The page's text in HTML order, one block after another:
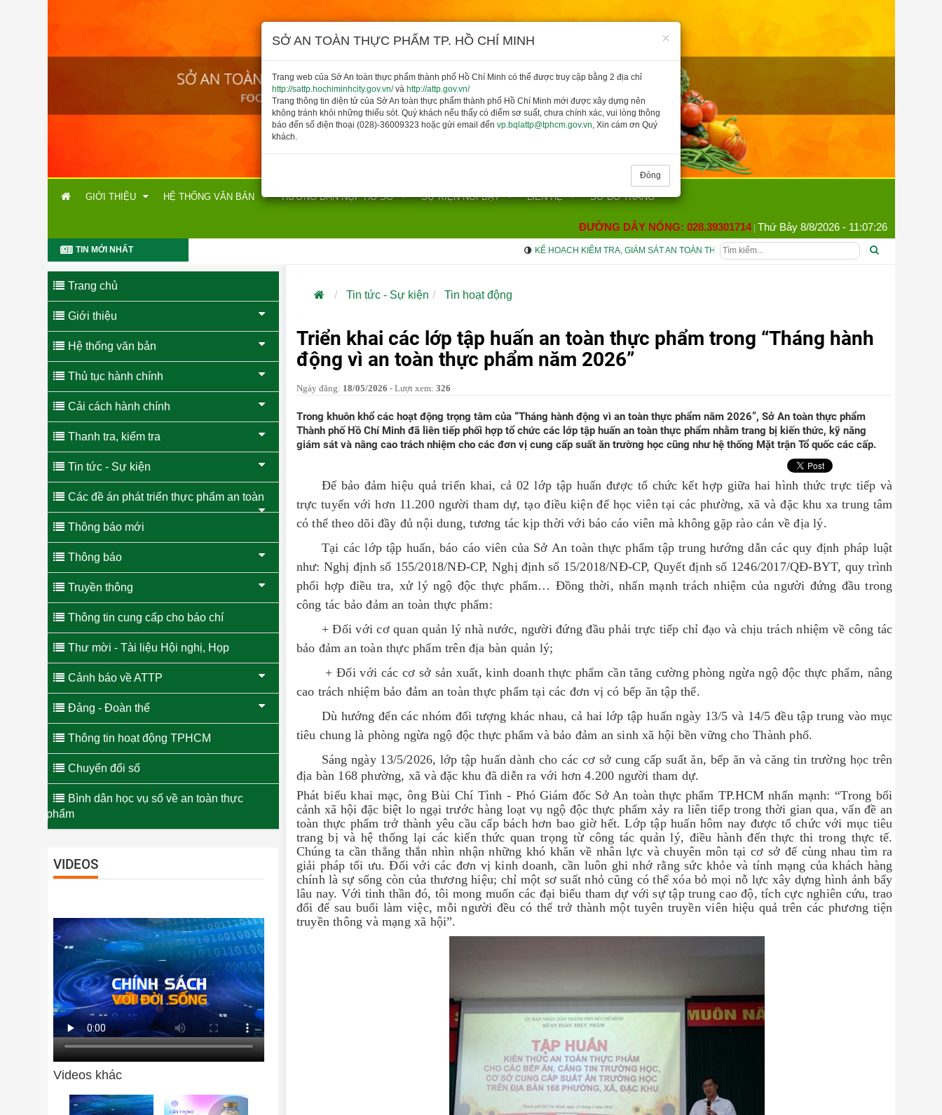
×
SỞ AN TOÀN THỰC PHẨM TP. HỒ CHÍ MINH
Trang web của Sở An toàn thực phẩm thành phố Hồ Chí Minh có thể được truy cập bằng 2 địa chỉ
http://sattp.hochiminhcity.gov.vn/và http://attp.gov.vn/
Trang thông tin điện tử của Sở An toàn thực phẩm thành phố Hồ Chí Minh mới được xây dựng nên
không tránh khỏi những thiếu sót. Quý khách nếu thấy có điểm sơ suất, chưa chính xác, vui lòng thông
báo đến số điện thoại (028)-36009323 hoặc gửi email đến vp.bqlattp@tphcm.gov.vn, Xin cám ơn Quý
khách.
Đóng
GIỚI THIỆU HỆ THỐNG VĂN BẢN HƯỚNG DẪN NỘP HỒ SƠ SỰ KIỆN NỔI BẬT LIÊN HỆ SƠ ĐỒ TRANG
ĐƯỜNG DÂY NÓNG: 028.39301714| Thứ Bảy 8/8/2026 - 11:07:27
TIN MỚI NHẤT KẾ HOẠCH KIỂM TRA, GIÁM SÁT AN TOÀN THỰC PHẨM PHỤC VỤ TIỆC CHIÊU ĐÃI ĐẠI BIỂU THAM DỰ
Trang chủ
Giới thiệu
Hệ thống văn bản
Thủ tục hành chính
Cải cách hành chính
Thanh tra, kiểm tra
Tin tức - Sự kiện
Các đề án phát triển thực phẩm an toàn
Thông báo mới
Thông báo
Truyền thông
Thông tin cung cấp cho báo chí
Thư mời - Tài liệu Hội nghị, Họp
Cảnh báo về ATTP
Đảng - Đoàn thể
Thông tin hoạt động TPHCM
Chuyển đổi số
Bình dân học vụ số về an toàn thực
phẩm
VIDEOS
Videos khác
Tin tức - Sự kiện Tin hoạt động
Triển khai các lớp tập huấn an toàn thực phẩm trong “Tháng hành
động vì an toàn thực phẩm năm 2026”
Ngày đăng: 18/05/2026 - Lượt xem: 326
Trong khuôn khổ các hoạt động trọng tâm của “Tháng hành động vì an toàn thực phẩm năm 2026”, Sở An toàn thực phẩm
Thành phố Hồ Chí Minh đã liên tiếp phối hợp tổ chức các lớp tập huấn an toàn thực phẩm nhằm trang bị kiến thức, kỹ năng
giám sát và nâng cao trách nhiệm cho các đơn vị cung cấp suất ăn trường học cũng như hệ thống Mặt trận Tổ quốc các cấp.
Để bảo đảm hiệu quả triển khai, cả 02 lớp tập huấn được tổ chức kết hợp giữa hai hình thức trực tiếp và
trực tuyến với hơn 11.200 người tham dự, tạo điều kiện để học viên tại các phường, xã và đặc khu xa trung tâm
có thể theo dõi đầy đủ nội dung, tương tác kịp thời với báo cáo viên mà không gặp rào cản về địa lý.
Tại các lớp tập huấn, báo cáo viên của Sở An toàn thực phẩm tập trung hướng dẫn các quy định pháp luật
như: Nghị định số 155/2018/NĐ-CP, Nghị định số 15/2018/NĐ-CP, Quyết định số 1246/2017/QĐ-BYT, quy trình
phối hợp điều tra, xử lý ngộ độc thực phẩm… Đồng thời, nhấn mạnh trách nhiệm của người đứng đầu trong
công tác bảo đảm an toàn thực phẩm:
+ Đối với cơ quan quản lý nhà nước, người đứng đầu phải trực tiếp chỉ đạo và chịu trách nhiệm về công tác
bảo đảm an toàn thực phẩm trên địa bàn quản lý;
+ Đối với các cơ sở sản xuất, kinh doanh thực phẩm cần tăng cường phòng ngừa ngộ độc thực phẩm, nâng
cao trách nhiệm bảo đảm an toàn thực phẩm tại các đơn vị có bếp ăn tập thể.
Dù hướng đến các nhóm đối tượng khác nhau, cả hai lớp tập huấn ngày 13/5 và 14/5 đều tập trung vào mục
tiêu chung là phòng ngừa ngộ độc thực phẩm và bảo đảm an sinh xã hội bền vững cho Thành phố.
Sáng ngày 13/5/2026, lớp tập huấn dành cho các cơ sở cung cấp suất ăn, bếp ăn và căng tin trường học trên
địa bàn 168 phường, xã và đặc khu đã diễn ra với hơn 4.200 người tham dự.
Phát biểu khai mạc, ông Bùi Chí Tình - Phó Giám đốc Sở An toàn thực phẩm TP.HCMnhấn mạnh: “Trong bối
cảnh xã hội đặc biệt lo ngại trước hàng loạt vụ ngộ độc thực phẩm xảy ra liên tiếp trong thời gian qua, vấn đề an
toàn thực phẩm trở thành yêu cầu cấp bách hơn bao giờ hết. Lớp tập huấn hôm nay được tổ chức với mục tiêu
trang bị và hệ thống lại các kiến thức quan trọng từ công tác quản lý, điều hành đến thực thi trong thực tế.
Chúng ta cần thẳng thắn nhìn nhận những khó khăn về nhân lực và chuyên môn tại cơ sở để cùng nhau tìm ra
giải pháp tối ưu. Đối với các đơn vị kinh doanh, cần luôn ghi nhớ rằng sức khỏe và tính mạng của khách hàng
chính là sự sống còn của thương hiệu; chỉ một sơ suất nhỏ cũng có thể xóa bỏ mọi nỗ lực xây dựng hình ảnh bấy
lâu nay. Với tinh thần đó, tôi mong muốn các đại biểu tham dự với sự tập trung cao độ, tích cực nghiên cứu, trao
đổi để sau buổi làm việc, mỗi người đều có thể trở thành một tuyên truyền viên hiệu quả trên các phương tiện
truyền thông và mạng xã hội”.